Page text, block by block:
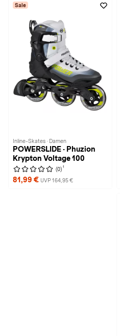
Sale
Inline-Skates · Damen
POWERSLIDE · Phuzion
Krypton Voltage 100
(0) 1
81,99 € UVP 164,95 €